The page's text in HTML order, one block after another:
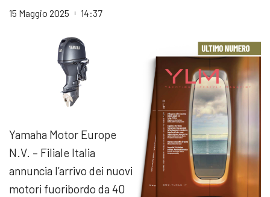
15 Maggio 2025 14:37
Yamaha Motor Europe
N.V. – Filiale Italia
annuncia l’arrivo dei nuovi
motori fuoribordo da 40